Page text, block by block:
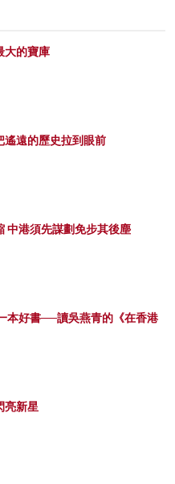
大的寶庫
遙遠的歷史拉到眼前
中港須先謀劃免步其後塵
本好書──讀吳燕青的《在香港
亮新星